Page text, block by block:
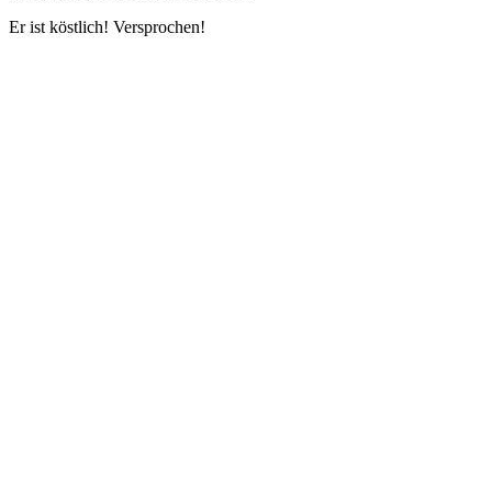
Er ist köstlich! Versprochen!